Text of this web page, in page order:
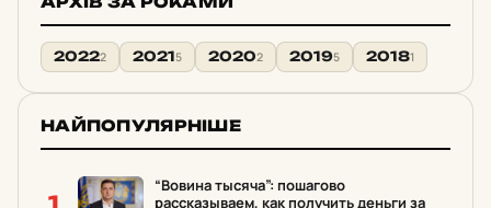
20222 20215 20202 20195 20181
НАЙПОПУЛЯРНІШЕ
1
“Вовина тысяча”: пошагово
рассказываем, как получить деньги за